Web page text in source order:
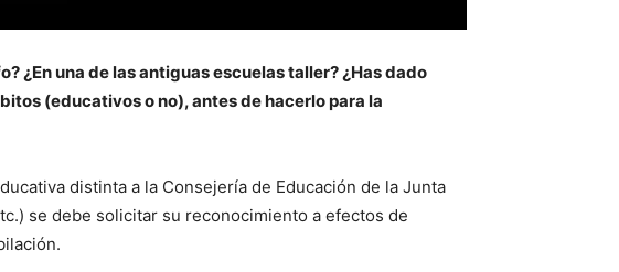
¿En una de las antiguas escuelas taller? ¿Has dado
(educativos o no), antes de hacerlo para la
distinta a la Consejería de Educación de la Junta
se debe solicitar su reconocimiento a efectos de